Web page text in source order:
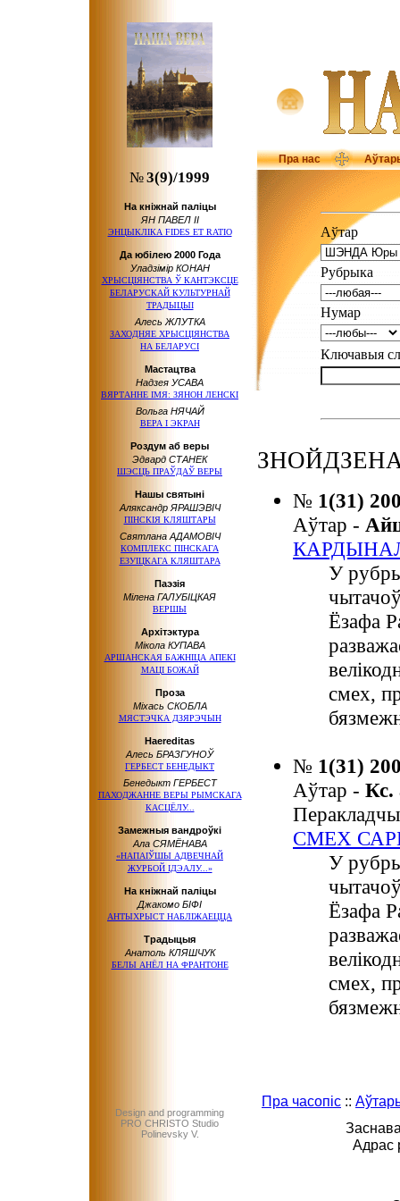
Пра нас
№3(9)/1999
На кніжнай паліцы
ЯН ПАВЕЛ ІІ
ЭНЦЫКЛІКА FIDES ET RATIO
Да юбілею 2000 Года
Уладзімір КОНАН
ХРЫСЦІЯНСТВА Ў КАНТЭКСЦЕ
БЕЛАРУСКАЙ КУЛЬТУРНАЙ
ТРАДЫЦЫІ
Алесь ЖЛУТКА
ЗАХОДНЯЕ ХРЫСЦІЯНСТВА
НА БЕЛАРУСІ
Мастацтва
Надзея УСАВА
ВЯРТАННЕ ІМЯ: ЗЯНОН ЛЕНСКІ
Вольга НЯЧАЙ
ВЕРА І ЭКРАН
Роздум аб веры
Эдвард СТАНЕК
ШЭСЦЬ ПРАЎДАЎ ВЕРЫ
Нашы святыні
Аляксандр ЯРАШЭВІЧ
ПІНСКІЯ КЛЯШТАРЫ
Святлана АДАМОВІЧ
КОМПЛЕКС ПІНСКАГА
ЕЗУІЦКАГА КЛЯШТАРА
Паэзія
Мілена ГАЛУБІЦКАЯ
ВЕРШЫ
Архітэктура
Мікола КУПАВА
АРШАНСКАЯ БАЖНІЦА АПЕКІ
МАЦІ БОЖАЙ
Проза
Міхась СКОБЛА
МЯСТЭЧКА ДЗЯРЭЧЫН
Haereditas
Алесь БРАЗГУНОЎ
ГЕРБЕСТ БЕНЕДЫКТ
Бенедыкт ГЕРБЕСТ
ПАХОДЖАННЕ ВЕРЫ РЫМСКАГА
КАСЦЁЛУ...
Замежныя вандроўкі
Ала СЯМЁНАВА
«НАПАІЎШЫ АДВЕЧНАЙ
ЖУРБОЙ ІДЭАЛУ...»
На кніжнай паліцы
Джакомо БІФІ
АНТЫХРЫСТ НАБЛІЖАЕЦЦА
Традыцыя
Анатоль КЛЯШЧУК
БЕЛЫ АНЁЛ НА ФРАНТОНЕ
Аўтар
Рубрыка
Нумар
Ключавыя
№ 1(31)
Аўтар -
У
Ёзафа
смех,
№ 1(31)
Аўтар -
СМЕХ
У
Ёзафа
смех,
Design and programming
PRO CHRISTO Studio
Polinevsky V.
Пра часопіс ::
Адрас